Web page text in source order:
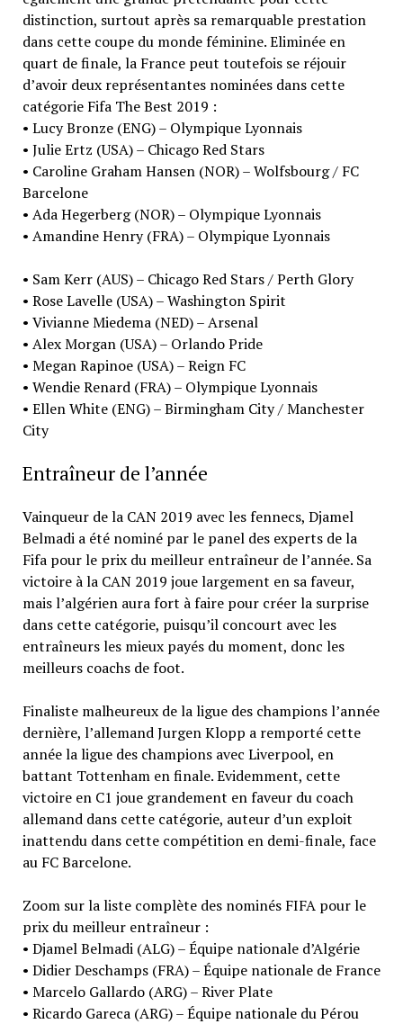
distinction, surtout après sa remarquable prestation
dans cette coupe du monde féminine. Eliminée en
quart de finale, la France peut toutefois se réjouir
d’avoir deux représentantes nominées dans cette
catégorie Fifa The Best 2019 :
• Lucy Bronze (ENG) – Olympique Lyonnais
• Julie Ertz (USA) – Chicago Red Stars
• Caroline Graham Hansen (NOR) – Wolfsbourg / FC
Barcelone
• Ada Hegerberg (NOR) – Olympique Lyonnais
• Amandine Henry (FRA) – Olympique Lyonnais
• Sam Kerr (AUS) – Chicago Red Stars / Perth Glory
• Rose Lavelle (USA) – Washington Spirit
• Vivianne Miedema (NED) – Arsenal
• Alex Morgan (USA) – Orlando Pride
• Megan Rapinoe (USA) – Reign FC
• Wendie Renard (FRA) – Olympique Lyonnais
• Ellen White (ENG) – Birmingham City / Manchester
City
Entraîneur de l’année
Vainqueur de la CAN 2019 avec les fennecs, Djamel
Belmadi a été nominé par le panel des experts de la
Fifa pour le prix du meilleur entraîneur de l’année. Sa
victoire à la CAN 2019 joue largement en sa faveur,
mais l’algérien aura fort à faire pour créer la surprise
dans cette catégorie, puisqu’il concourt avec les
entraîneurs les mieux payés du moment, donc les
meilleurs coachs de foot.
Finaliste malheureux de la ligue des champions l’année
dernière, l’allemand Jurgen Klopp a remporté cette
année la ligue des champions avec Liverpool, en
battant Tottenham en finale. Evidemment, cette
victoire en C1 joue grandement en faveur du coach
allemand dans cette catégorie, auteur d’un exploit
inattendu dans cette compétition en demi-finale, face
au FC Barcelone.
Zoom sur la liste complète des nominés FIFA pour le
prix du meilleur entraîneur :
• Djamel Belmadi (ALG) – Équipe nationale d’Algérie
• Didier Deschamps (FRA) – Équipe nationale de France
• Marcelo Gallardo (ARG) – River Plate
• Ricardo Gareca (ARG) – Équipe nationale du Pérou